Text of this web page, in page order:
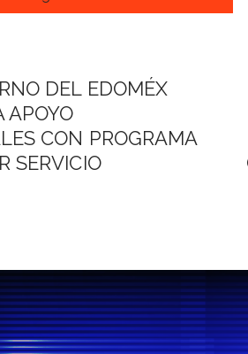
DEL EDOMÉX
APOYO
CON PROGRAMA
SERVICIO